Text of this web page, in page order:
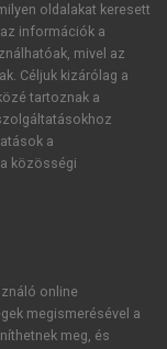
oldalakat keresett
információk a
mivel az
Céljuk kizárólag a
tartoznak a
a
közösségi
online
megismerésével a
meg, és